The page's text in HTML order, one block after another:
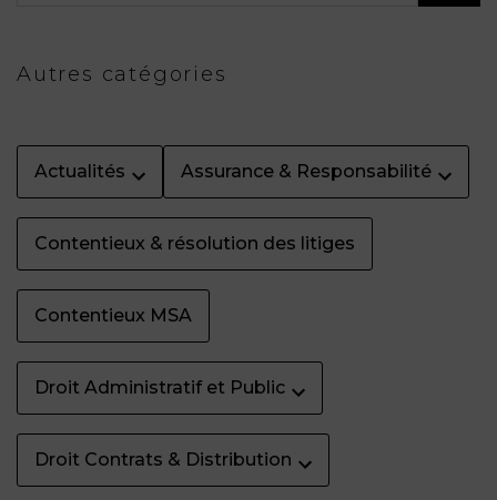
Autres catégories
Actualités Assurance & Responsabilité
Contentieux & résolution des litiges
Contentieux MSA
Droit Administratif et Public
Droit Contrats & Distribution